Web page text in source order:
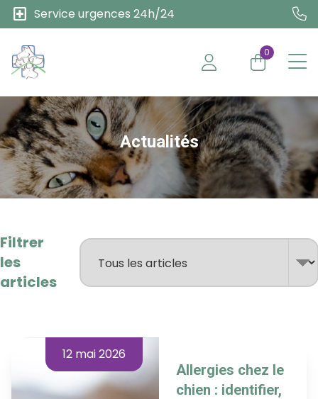
local_hospital Service urgences 24h/24
0
Actualités
Filtrer
les
articles
12 mai 2026
Allergies chez le
chien : identifier,